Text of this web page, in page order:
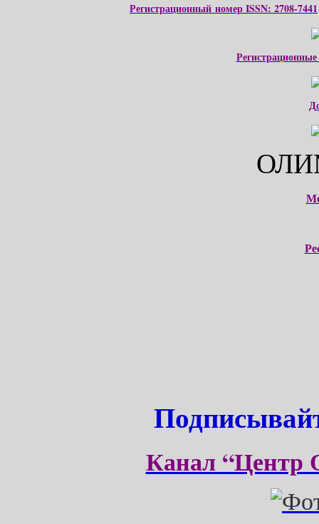
Регистрационный номер ISSN: 2708-7441
Канал “Центр